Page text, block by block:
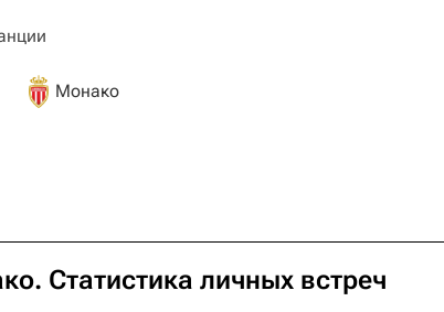
Монако
Статистика личных встреч